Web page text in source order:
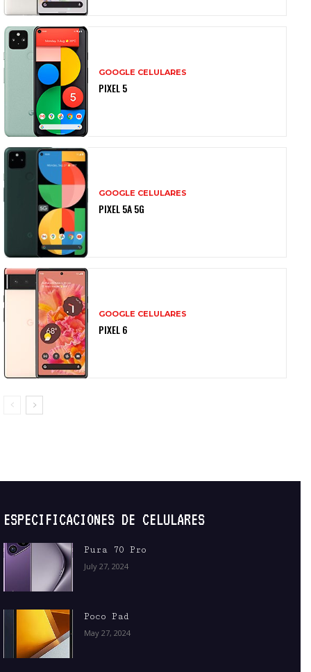
GOOGLE CELULARES
PIXEL 5
GOOGLE CELULARES
PIXEL 5A 5G
GOOGLE CELULARES
PIXEL 6
ESPECIFICACIONES DE CELULARES
Pura 70 Pro
July 27, 2024
Poco Pad
May 27, 2024